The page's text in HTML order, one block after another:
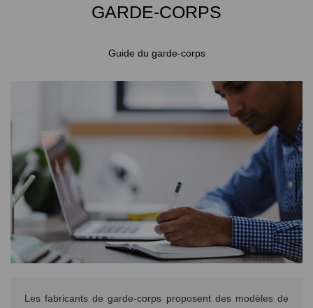
GARDE-CORPS
Guide du garde-corps
Les fabricants de garde-corps proposent des modèles de